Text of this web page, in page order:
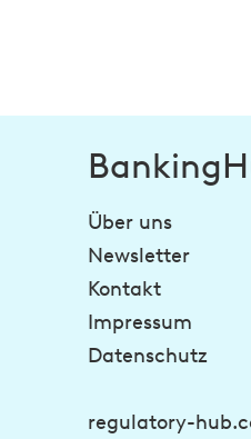
Über uns
Newsletter
Kontakt
Impressum
Datenschutz
regulatory-